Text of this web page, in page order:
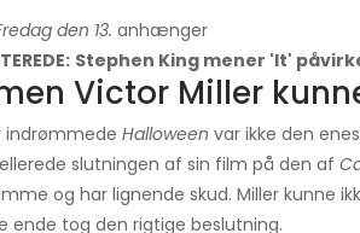
​​den 13. anhænger
Stephen King mener 'It'
Victor Miller
indrømmede Halloween var ikke den
slutningen af ​​sin film på den af
og har lignende skud. Miller kunne
ende tog den rigtige beslutning.